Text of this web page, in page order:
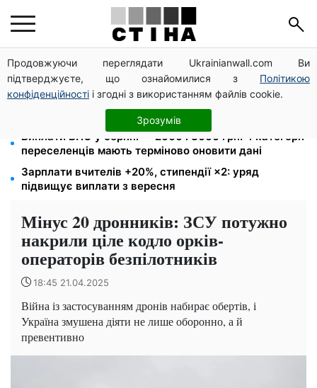
Продовжуючи переглядати Ukrainianwall.com Ви
підтверджуєте, що ознайомилися з Політикою
конфіденційності і згодні з використанням файлів cookie.
Зрозумів
172 940 грн захистять житло від арешту за
комуналку: з жовтня поріг — 432 тисячі
8 451 грн замість пакунка малюка: Пенсійний фонд
пояснив, як отримати гроші
Виплати ВПО у серпні — 2000 і 3000 грн: 4 категорії
переселенців мають терміново оновити дані
Зарплати вчителів +20%, стипендії ×2: уряд
підвищує виплати з вересня
Мінус 20 дронників: ЗСУ потужно
накрили ціле кодло орків-
операторів безпілотників
18:45 21.04.2025
Війна із застосуванням дронів набирає обертів, і
Україна змушена діяти не лише оборонно, а й
превентивно